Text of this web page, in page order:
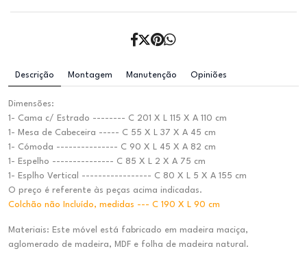
Descrição Montagem Manutenção Opiniões
Dimensões:
1- Cama c/ Estrado -------- C 201 X L 115 X A 110 cm
1- Mesa de Cabeceira ----- C 55 X L 37 X A 45 cm
1- Cómoda --------------- C 90 X L 45 X A 82 cm
1- Espelho --------------- C 85 X L 2 X A 75 cm
1- Esplho Vertical ----------------- C 80 X L 5 X A 155 cm
O preço é referente às peças acima indicadas.
Colchão não Incluído, medidas --- C 190 X L 90 cm
Materiais: Este móvel está fabricado em madeira maciça,
aglomerado de madeira, MDF e folha de madeira natural.